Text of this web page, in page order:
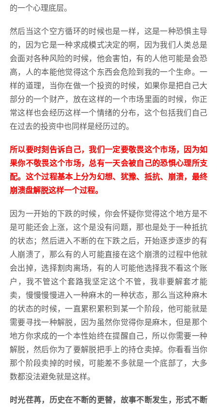
的一个心理底层。
然后当这个空方循环的时候也是一样，这是一种恐惧主导
的，因为它是一种求成模式决定的啊，因为我们人类总是
会面对各种风险的时候，他会害怕，有的人他可能是会恐
高，人的本能他觉得这个东西会危险到我的一个生命。一
样的道理，当你在做一个投资的时候，如果你是把自己大
部分的一个财产，放在这样的一个市场里面的时候，你正
常这样也会经历这样一个情绪的分布，这个包括我们自己
在过去的投资中也同样是经历过的。
所以要时刻告诉自己，我们一定要敬畏这个市场，因为如
果你不敬畏这个市场，总有一天会被自己的恐惧心理所支
配。这个过程基本上分为幻想、犹豫、抵抗、崩溃，最终
崩溃盘解脱这样一个过程。
因为一开始的下跌的时候，你会怀疑你觉得这个地方是不
是可能还会上涨，这个是没有问题，那也是处于一种抵抗
的状态；然后进入不断的在下跌之后，开始逐步逐步的有
人崩溃了，那么有的人可能直接在这个崩溃的过程中他就
会出掉，选择割肉离场，有的人可能他选择我不看这个账
户，我不管这个套路我坚定这个不管，我非要解套才能
卖，慢慢慢慢进入一种麻木的一种状态，那么当这种麻木
的状态的时候，一直累积累积到某一个阶段，他可能就是
需要寻找一种解脱，因为虽然你觉得你是麻木，但是那个
地方你求成的一个本性始终在提醒自己，所以你需要一种
解脱，然后你为了要解脱把手上的持仓卖掉。你看看当你
那个阶段卖掉的时候，可能差不多就是一个底部了，大多
数都没法避免就是这样。
时光荏苒，历史在不断的更替，故事不断发生，形式不断